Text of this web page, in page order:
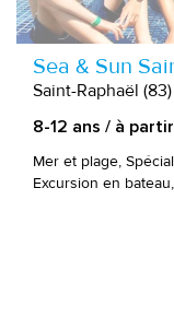
Sea & Sun
Saint-Raphaël (83)
8-12 ans / à
Mer et plage,
Excursion en